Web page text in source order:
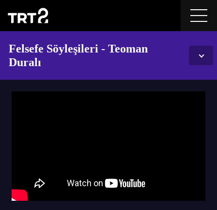
Felsefe Söyleşileri - Teoman
Duralı